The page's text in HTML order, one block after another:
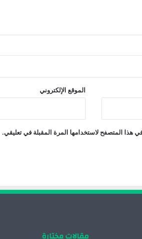
الموقع الإلكتروني
هذا المتصفح لاستخدامها المرة المقبلة في تعليقي.
مقالات مختارة